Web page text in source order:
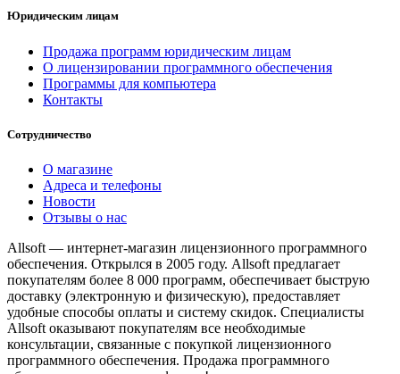
Юридическим лицам
Продажа программ юридическим лицам
О лицензировании программного обеспечения
Программы для компьютера
Контакты
Сотрудничество
О магазине
Адреса и телефоны
Новости
Отзывы о нас
Allsoft — интернет-магазин лицензионного программного
обеспечения. Открылся в 2005 году. Allsoft предлагает
покупателям более 8 000 программ, обеспечивает быструю
доставку (электронную и физическую), предоставляет
удобные способы оплаты и систему скидок. Специалисты
Allsoft оказывают покупателям все необходимые
консультации, связанные с покупкой лицензионного
программного обеспечения. Продажа программного